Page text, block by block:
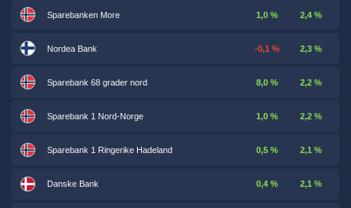
Sparebanken More 1,0 % 2,4 %
Nordea Bank -0,1 % 2,3 %
Sparebank 68 grader nord 8,0 % 2,2 %
Sparebank 1 Nord-Norge 1,0 % 2,2 %
Sparebank 1 Ringerike Hadeland 0,5 % 2,1 %
Danske Bank 0,4 % 2,1 %